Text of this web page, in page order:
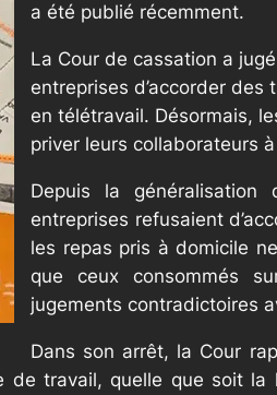
a été publié récemment.
La Cour de cassation a
entreprises d’accorder
en télétravail. Désormais,
priver leurs collaborateurs
Depuis la généralisation
entreprises refusaient
les repas pris à domicile
que ceux consommés
jugements contradictoires
Dans son arrêt, la Cour
travail, quelle que soit la